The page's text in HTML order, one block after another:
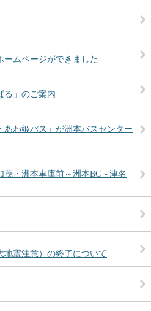
ームページができました
る」のご案内
わ姫バス」が洲本バスセンター
・洲本車庫前～洲本BC～津名
地震注意）の終了について